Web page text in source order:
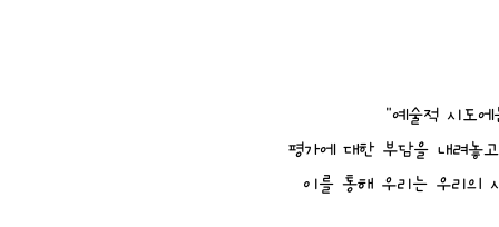
"예술적 시도
평가에 대한 부담을 내려놓
이를 통해 우리는 우리의